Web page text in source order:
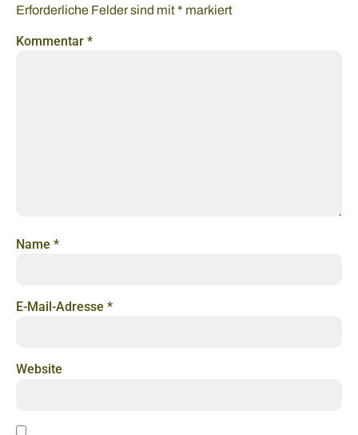
Erforderliche Felder sind mit* markiert
Kommentar *
Name *
E-Mail-Adresse *
Website